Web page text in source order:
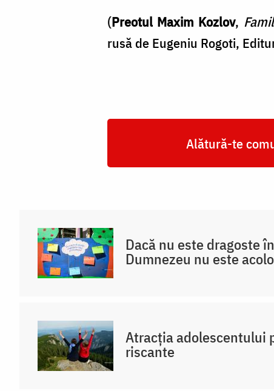
(Preotul Maxim Kozlov,
rusă de Eugeniu Rogoti,
Alătură-te
Dacă nu este dragoste
Dumnezeu nu este acolo
Atracția adolescentului
riscante